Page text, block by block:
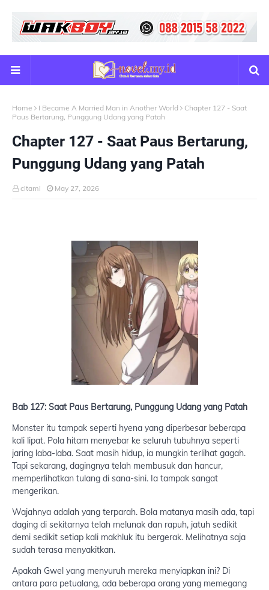
Home I Became A Married Man in Another World
Chapter 127 - Saat
Paus Bertarung, Punggung Udang yang Patah
Chapter 127 - Saat Paus Bertarung,
Punggung Udang yang Patah
citami May 27, 2026
Bab 127: Saat Paus Bertarung, Punggung Udang yang Patah
Monster itu tampak seperti hyena yang diperbesar beberapa
kali lipat. Pola hitam menyebar ke seluruh tubuhnya seperti
jaring laba-laba. Saat masih hidup, ia mungkin terlihat gagah.
Tapi sekarang, dagingnya telah membusuk dan hancur,
memperlihatkan tulang di sana-sini. Ia tampak sangat
mengerikan.
Wajahnya adalah yang terparah. Bola matanya masih ada, tapi
daging di sekitarnya telah melunak dan rapuh, jatuh sedikit
demi sedikit setiap kali makhluk itu bergerak. Melihatnya saja
sudah terasa menyakitkan.
Apakah Gwel yang menyuruh mereka menyiapkan ini? Di
antara para petualang, ada beberapa orang yang memegang